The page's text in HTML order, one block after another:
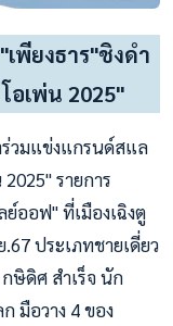
พียงธาร"ชิงดำ
อเพ่น 2025"
ร่วมแข่งแกรนด์สแล
รายการ
ย์ออฟ" ที่เมืองเฉิงตู
ประเภทชายเดี่ยว
ษิดิศ สำเร็จ นัก
มือวาง 4 ของ